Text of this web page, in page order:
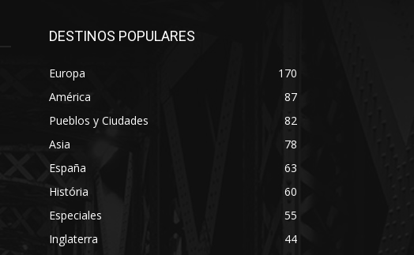
DESTINOS POPULARES
Europa
170
América
87
Pueblos y Ciudades
82
Asia
78
España
63
História
60
Especiales
55
Inglaterra
44